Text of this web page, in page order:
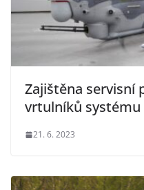
Zajištěna servisní
vrtulníků systému
21. 6. 2023